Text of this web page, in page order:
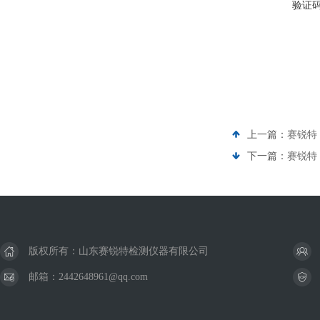
验证
上一篇： 赛锐特
下一篇： 赛锐特
版权所有：山东赛锐特检测仪器有限公司
邮箱：2442648961@qq.com